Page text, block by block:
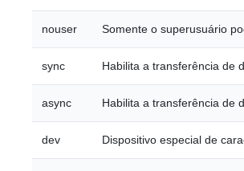
nouser Somente o superusuário
sync Habilita a transferência de
async Habilita a transferência de
dev Dispositivo especial de